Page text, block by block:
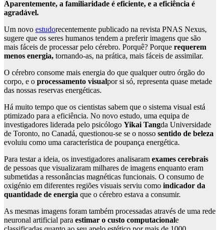
Aparentemente, a familiaridade é eficiente, e a eficiência é
agradável.
Um novo estudorecentemente publicado na revista PNAS Nexus,
sugere que os seres humanos tendem a preferir imagens que são
mais fáceis de processar pelo cérebro. Porquê? Porque requerem
menos energia, tornando-as, na prática, mais fáceis de assimilar.
O cérebro consome mais energia do que qualquer outro órgão do
corpo, e o processamento visualpor si só, representa quase metade
das nossas reservas energéticas.
Há muito tempo que os cientistas sabem que o sistema visual está
ptimizado para a eficiência. No novo estudo, uma equipa de
investigadores liderada pelo psicólogo Yikai Tangda Universidade
de Toronto, no Canadá, questionou-se se o nosso sentido de beleza
evoluiu como uma característica de poupança energética.
Para testar a ideia, os investigadores analisaram exames cerebrais
de pessoas que visualizaram milhares de imagens enquanto eram
submetidas a ressonâncias magnéticas funcionais. O consumo de
oxigénio em diferentes regiões visuais serviu como indicador da
quantidade de energia que o cérebro estava a consumir.
As mesmas imagens foram também processadas através de uma rede
neuronal artificial para estimar o custo computacionale